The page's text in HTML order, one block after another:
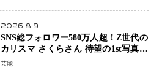
2026.8.9
SNS総フォロワー580万人超！Z世代の
カリスマ さくらさん 待望の1st写真集
が11月5日発売決定 沖縄で“今しか残
芸能